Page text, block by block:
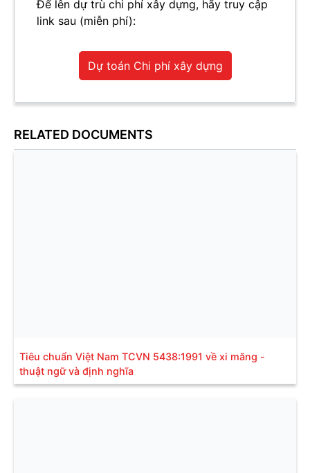
Để lên dự trù chi phí xây dựng, hãy truy cập
link sau (miễn phí):
Dự toán Chi phí xây dựng
RELATED DOCUMENTS
Tiêu chuẩn Việt Nam TCVN 5438:1991 về xi măng -
thuật ngữ và định nghĩa